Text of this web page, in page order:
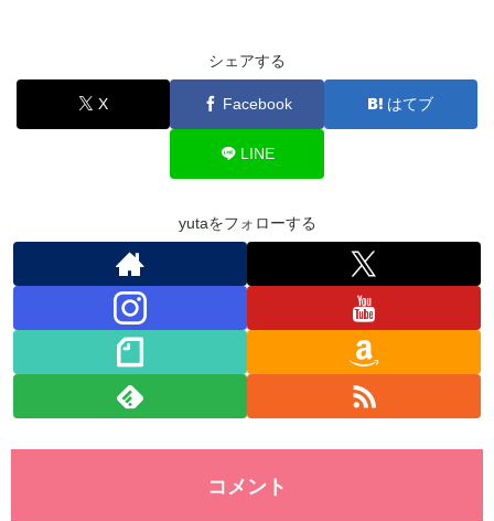
e
b
er
e
dI
at
s
A
p
p
ck
et
シェアする
X Facebook はてブ
LINE
yutaをフォローする
コメント